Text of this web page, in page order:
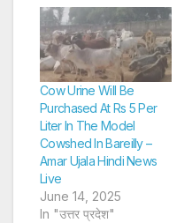
Cow Urine Will Be
Purchased At Rs 5 Per
Liter In The Model
Cowshed In Bareilly –
Amar Ujala Hindi News
Live
June 14, 2025
In "उत्तर प्रदेश"